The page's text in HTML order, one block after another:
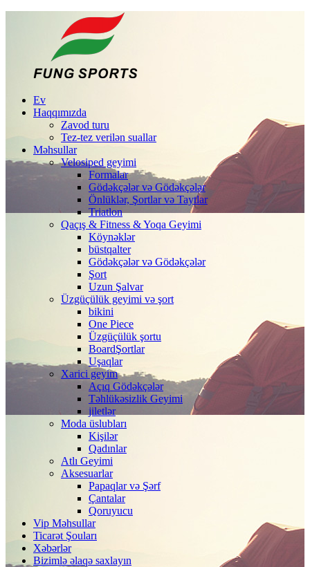
Ev
Haqqımızda
Zavod turu
Tez-tez verilən suallar
Məhsullar
Velosiped geyimi
Formalar
Gödəkçələr və Gödəkçələr
Önlüklər, Şortlar və Taytlar
Triatlon
Qaçış & Fitness & Yoqa Geyimi
Köynəklər
büstqalter
Gödəkçələr və Gödəkçələr
Şort
Uzun Şalvar
Üzgüçülük geyimi və şort
bikini
One Piece
Üzgüçülük şortu
BoardŞortlar
Uşaqlar
Xarici geyim
Açıq Gödəkçələr
Təhlükəsizlik Geyimi
jiletlər
Moda üslubları
Kişilər
Qadınlar
Atlı Geyimi
Aksesuarlar
Papaqlar və Şərf
Çantalar
Qoruyucu
Vip Məhsullar
Ticarət Şouları
Xəbərlər
Bizimlə əlaqə saxlayın